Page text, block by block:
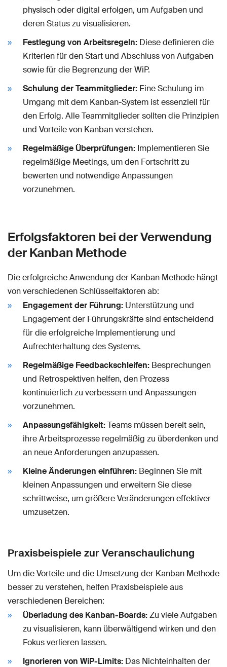
physisch oder digital erfolgen, um Aufgaben und
deren Status zu visualisieren.
Festlegung von Arbeitsregeln: Diese definieren die
Kriterien für den Start und Abschluss von Aufgaben
sowie für die Begrenzung der WiP.
Schulung der Teammitglieder: Eine Schulung im
Umgang mit dem Kanban-System ist essenziell für
den Erfolg. Alle Teammitglieder sollten die Prinzipien
und Vorteile von Kanban verstehen.
Regelmäßige Überprüfungen: Implementieren Sie
regelmäßige Meetings, um den Fortschritt zu
bewerten und notwendige Anpassungen
vorzunehmen.
Erfolgsfaktoren bei der Verwendung
der Kanban Methode
Die erfolgreiche Anwendung der Kanban Methode hängt
von verschiedenen Schlüsselfaktoren ab:
Engagement der Führung: Unterstützung und
Engagement der Führungskräfte sind entscheidend
für die erfolgreiche Implementierung und
Aufrechterhaltung des Systems.
Regelmäßige Feedbackschleifen: Besprechungen
und Retrospektiven helfen, den Prozess
kontinuierlich zu verbessern und Anpassungen
vorzunehmen.
Anpassungsfähigkeit:Teams müssen bereit sein,
ihre Arbeitsprozesse regelmäßig zu überdenken und
an neue Anforderungen anzupassen.
Kleine Änderungen einführen: Beginnen Sie mit
kleinen Anpassungen und erweitern Sie diese
schrittweise, um größere Veränderungen effektiver
umzusetzen.
Praxisbeispiele zur Veranschaulichung
Um die Vorteile und die Umsetzung der Kanban Methode
besser zu verstehen, helfen Praxisbeispiele aus
verschiedenen Bereichen:
Überladung des Kanban-Boards:Zu viele Aufgaben
zu visualisieren, kann überwältigend wirken und den
Fokus verlieren lassen.
Ignorieren von WiP-Limits: Das Nichteinhalten der